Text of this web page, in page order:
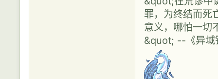
罪，为终结而死
意义，哪怕一切
&quot; --《异域